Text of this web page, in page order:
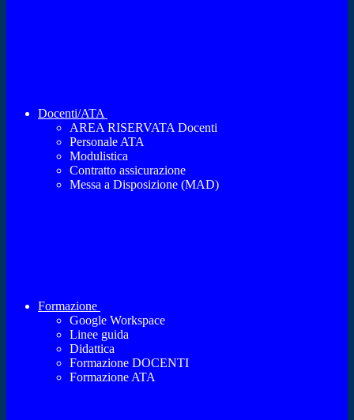
Docenti/ATA
AREA RISERVATA Docenti
Personale ATA
Modulistica
Contratto assicurazione
Messa a Disposizione (MAD)
Formazione
Google Workspace
Linee guida
Didattica
Formazione DOCENTI
Formazione ATA